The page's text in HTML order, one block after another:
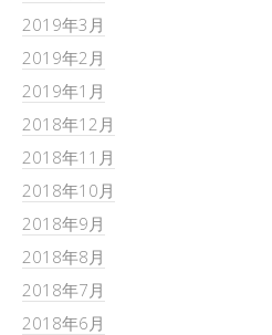
2019年3月
2019年2月
2019年1月
2018年12月
2018年11月
2018年10月
2018年9月
2018年8月
2018年7月
2018年6月